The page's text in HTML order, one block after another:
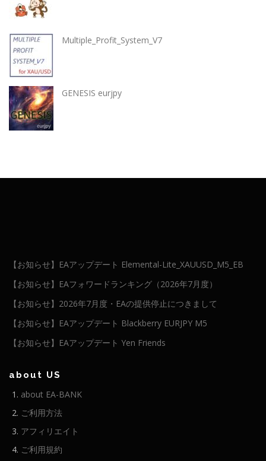
Multiple_Profit_System_V7
GENESIS eurjpy
【お知らせ】EAアップデート Elemental-Lite_XAUUSD_M5_EB
【お知らせ】EAフォワードランキング（2026年7月度）
【お知らせ】2026年7月度・EAの提供停止につきまして
【お知らせ】EAアップデート Blackberry EURJPY M5
【お知らせ】EAアップデート Yen Friends
about US
about EA-BANK
ご利用方法
アフィリエイト
ご利用規約